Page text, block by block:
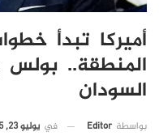
أميركا تبدأ
المنطقة.. بولس
السودان
بواسطة Editor في يوليو 23, 2025